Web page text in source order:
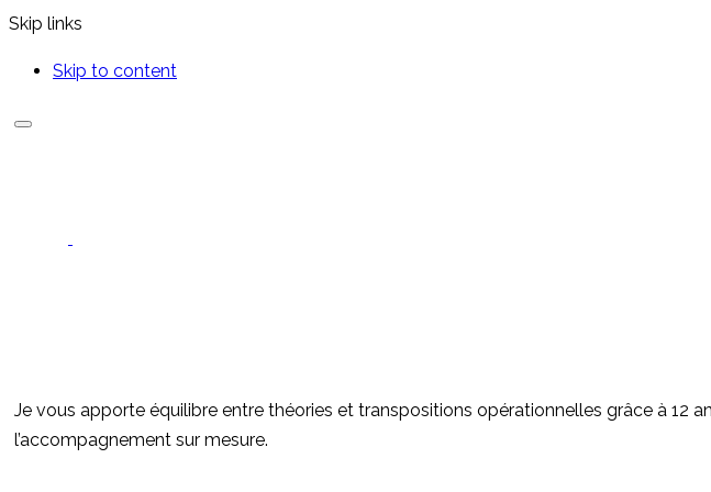
Skip links
Skip to content
Je vous apporte équilibre entre théories et transpositions opérationnelles grâce à 12
l’accompagnement sur mesure.